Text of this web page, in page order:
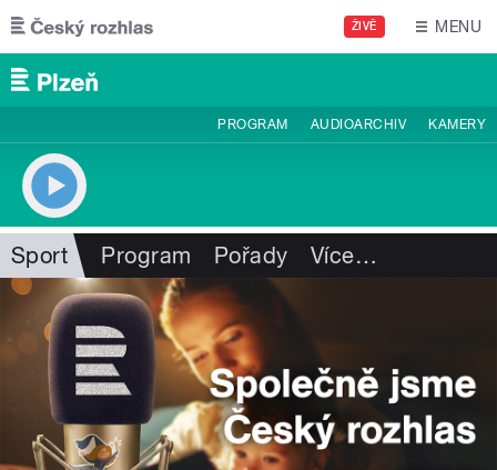
Přejít k hlavnímu obsahu
ŽIVĚ MENU
PROGRAM AUDIOARCHIV KAMERY
Sport Program Pořady Více…